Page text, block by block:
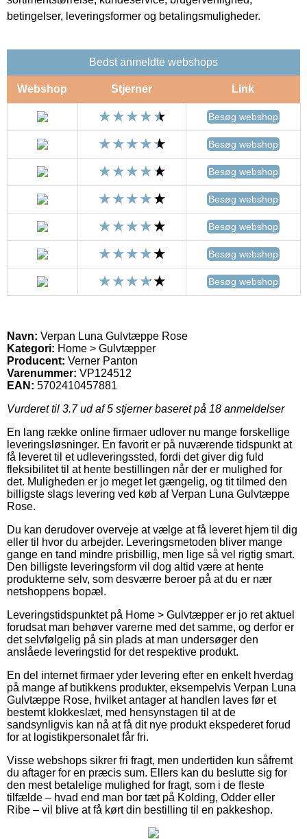
betingelser, leveringsformer og betalingsmuligheder.
Bedst anmeldte webshops
Webshop Stjerner Link
Besøg webshop
Besøg webshop
Besøg webshop
Besøg webshop
Besøg webshop
Besøg webshop
Besøg webshop
Navn: Verpan Luna Gulvtæppe Rose
Kategori: Home > Gulvtæpper
Producent: Verner Panton
Varenummer: VP124512
EAN: 5702410457881
Vurderet til 3.7ud af 5 stjerner baseret på 18 anmeldelser
En lang række online firmaer udlover nu mange forskellige
leveringsløsninger. En favorit er på nuværende tidspunkt at
få leveret til et udleveringssted, fordi det giver dig fuld
fleksibilitet til at hente bestillingen når der er mulighed for
det. Muligheden er jo meget let gængelig, og tit tilmed den
billigste slags levering ved køb af Verpan Luna Gulvtæppe
Rose.
Du kan derudover overveje at vælge at få leveret hjem til dig
eller til hvor du arbejder. Leveringsmetoden bliver mange
gange en tand mindre prisbillig, men lige så vel rigtig smart.
Den billigste leveringsform vil dog altid være at hente
produkterne selv, som desværre beroer på at du er nær
netshoppens bopæl.
Leveringstidspunktet på Home > Gulvtæpper er jo ret aktuel
forudsat man behøver varerne med det samme, og derfor er
det selvfølgelig på sin plads at man undersøger den
anslåede leveringstid for det respektive produkt.
En del internet firmaer yder levering efter en enkelt hverdag
på mange af butikkens produkter, eksempelvis Verpan Luna
Gulvtæppe Rose, hvilket antager at handlen laves før et
bestemt klokkeslæt, med hensynstagen til at de
sandsynligvis kan nå at få dit nye produkt ekspederet forud
for at logistikpersonalet får fri.
Visse webshops sikrer fri fragt, men undertiden kun såfremt
du aftager for en præcis sum. Ellers kan du beslutte sig for
den mest betalelige mulighed for fragt, som i de fleste
tilfælde – hvad end man bor tæt på Kolding, Odder eller
Ribe – vil blive at få kørt din bestilling til en pakkeshop.